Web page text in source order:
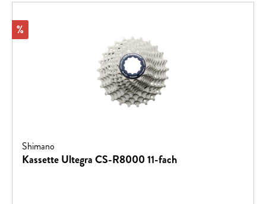
Rabatt
%
Shimano
Kassette Ultegra CS-R8000 11-fach